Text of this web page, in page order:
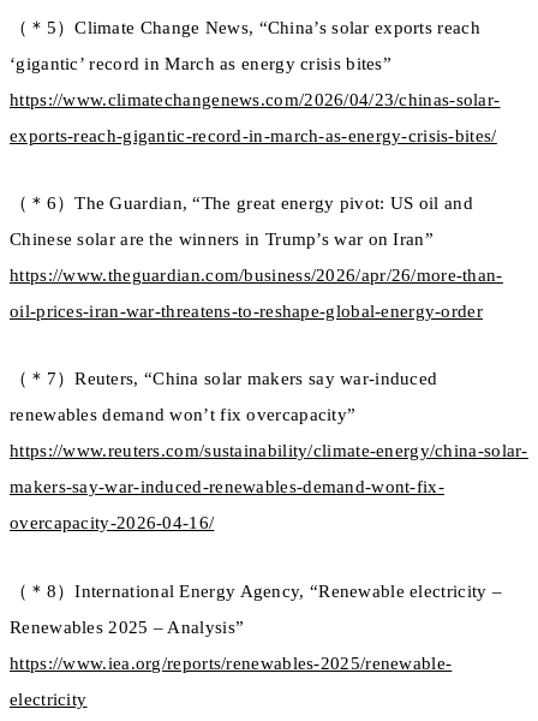
（＊5）Climate Change News, “China’s solar exports reach
‘gigantic’ record in March as energy crisis bites”
https://www.climatechangenews.com/2026/04/23/chinas-solar-
exports-reach-gigantic-record-in-march-as-energy-crisis-bites/
（＊6）The Guardian, “The great energy pivot: US oil and
Chinese solar are the winners in Trump’s war on Iran”
https://www.theguardian.com/business/2026/apr/26/more-than-
oil-prices-iran-war-threatens-to-reshape-global-energy-order
（＊7）Reuters, “China solar makers say war-induced
renewables demand won’t fix overcapacity”
https://www.reuters.com/sustainability/climate-energy/china-solar-
makers-say-war-induced-renewables-demand-wont-fix-
overcapacity-2026-04-16/
（＊8）International Energy Agency, “Renewable electricity –
Renewables 2025 – Analysis”
https://www.iea.org/reports/renewables-2025/renewable-
electricity